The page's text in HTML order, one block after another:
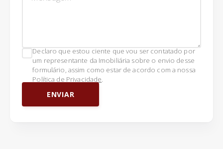
Declaro que estou ciente que vou ser contatado por
um representante da Imobiliária sobre o envio desse
formulário, assim como estar de acordo com a nossa
Política de Privacidade.
ENVIAR